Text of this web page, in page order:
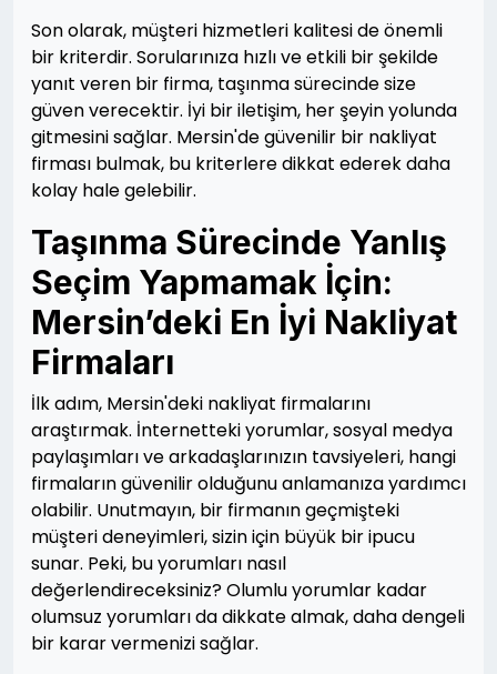
Son olarak, müşteri hizmetleri kalitesi de önemli
bir kriterdir. Sorularınıza hızlı ve etkili bir şekilde
yanıt veren bir firma, taşınma sürecinde size
güven verecektir. İyi bir iletişim, her şeyin yolunda
gitmesini sağlar. Mersin'de güvenilir bir nakliyat
firması bulmak, bu kriterlere dikkat ederek daha
kolay hale gelebilir.
Taşınma Sürecinde Yanlış
Seçim Yapmamak İçin:
Mersin’deki En İyi Nakliyat
Firmaları
İlk adım, Mersin'deki nakliyat firmalarını
araştırmak. İnternetteki yorumlar, sosyal medya
paylaşımları ve arkadaşlarınızın tavsiyeleri, hangi
firmaların güvenilir olduğunu anlamanıza yardımcı
olabilir. Unutmayın, bir firmanın geçmişteki
müşteri deneyimleri, sizin için büyük bir ipucu
sunar. Peki, bu yorumları nasıl
değerlendireceksiniz? Olumlu yorumlar kadar
olumsuz yorumları da dikkate almak, daha dengeli
bir karar vermenizi sağlar.